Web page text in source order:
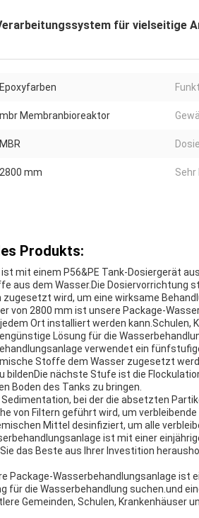
für vielseitige
Epoxyfarben
mbr Membranbioreaktor
MBR
2800 mm Sehr
Produkts:
ist mit einem P56&PE Tank-Dosiergerät
aus dem Wasser.Die Dosiervorrichtung
zugesetzt wird, um eine wirksame
von 2800 mm ist unsere Package-
Ort installiert werden kann.Schulen,
Lösung für die
verwendet ein
Stoffe dem Wasser zugesetzt
bildenDie nächste Stufe ist die
Boden des Tanks zu bringen.
bei der die absetzten
von Filtern geführt wird, um
Mittel desinfiziert, um alle
ist mit einer
das Beste aus Ihrer Investition
Package-Wasserbehandlungsanlage ist
für die Wasserbehandlung suchen.und
Gemeinden, Schulen, Krankenhäuser